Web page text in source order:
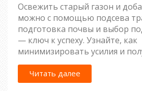
Освежить старый газон и
можно с помощью подсева
подготовка почвы и выбор
— ключ к успеху. Узнайте, как
минимизировать усилия и
плотный газон даже на
Простые шаги помогут
результата.
Читать далее